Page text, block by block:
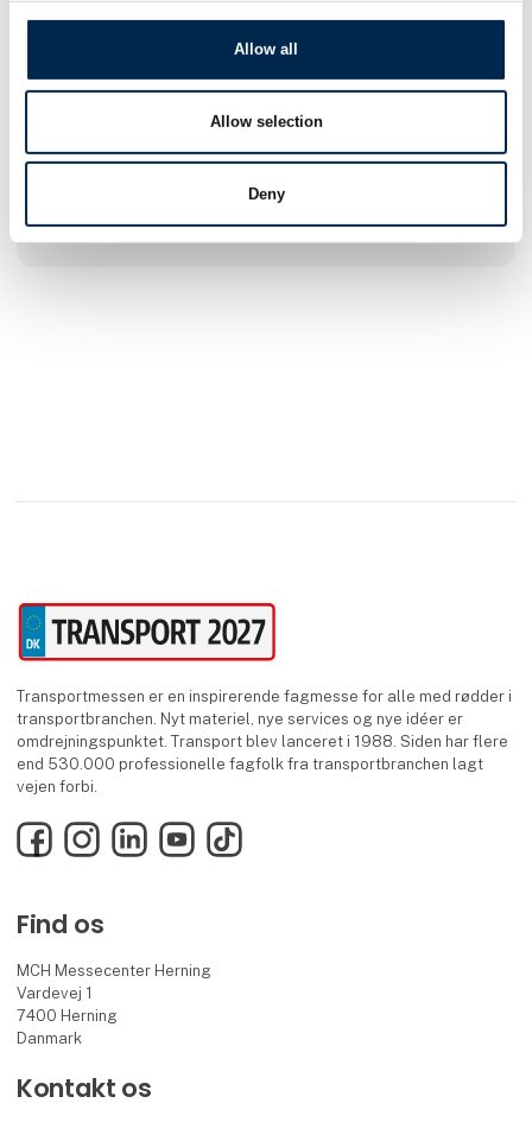
Allow all
Allow selection
Deny
Transportmessen er en inspirerende fagmesse for alle med rødder i
transportbranchen. Nyt materiel, nye services og nye idéer er
omdrejningspunktet. Transport blev lanceret i 1988. Siden har flere
end 530.000 professionelle fagfolk fra transportbranchen lagt
vejen forbi.
FacebookInstagramLinkedInYouTubeTikTok
Find os
MCH Messecenter Herning
Vardevej 1
7400 Herning
Danmark
Kontakt os